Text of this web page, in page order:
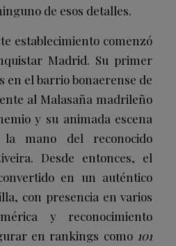
de esos detalles.
establecimiento comenzó
Madrid. Su primer
en el barrio bonaerense de
al Malasaña madrileño
y su animada escena
la mano del reconocido
Desde entonces, el
en un auténtico
con presencia en varios
y reconocimiento
en rankings como 101